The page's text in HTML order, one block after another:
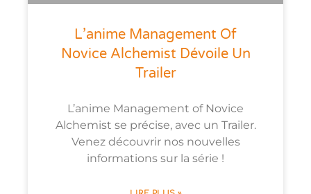
L’anime Management Of
Novice Alchemist Dévoile Un
Trailer
L’anime Management of Novice
Alchemist se précise, avec un Trailer.
Venez découvrir nos nouvelles
informations sur la série !